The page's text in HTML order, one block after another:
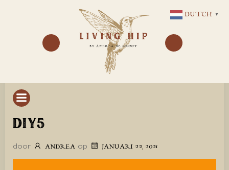
NAAR
DE
INHOUD
DIY5
door ANDREA op JANUARI 22, 2021
DUTCH ▼